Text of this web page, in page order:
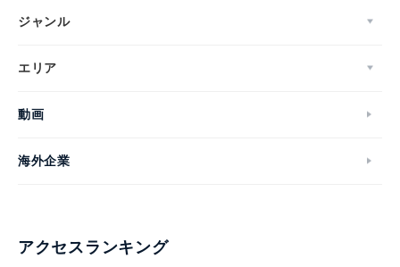
ジャンル
エリア
動画
海外企業
アクセスランキング